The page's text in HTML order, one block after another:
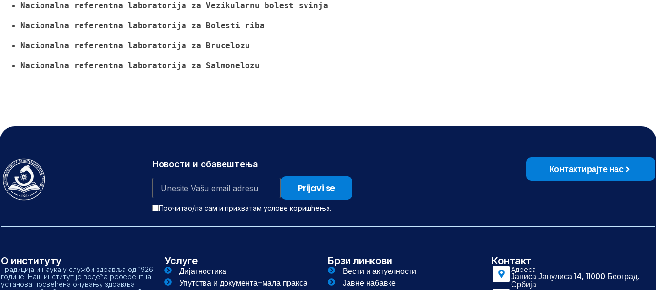
Nacionalna referentna laboratorija za Vezikularnu bolest svinja
Nacionalna referentna laboratorija za Bolesti riba
Nacionalna referentna laboratorija za Brucelozu
Nacionalna referentna laboratorija za Salmonelozu
Новости и обавештења
Прочитао/ла сам и прихватам услове коришћења.
Контактирајте нас
О институту
Традиција и наука у служби здравља од 1926.
године. Наш институт је водећа референтна
установа посвећена очувању здравља
Услуге
Дијагностика
Упутства и документа-мала пракса
Брзи линкови
Вести и актуелности
Јавне набавке
Контакт
Адреса
Јаниса Јанулиса 14, 11000 Београд,
Србија